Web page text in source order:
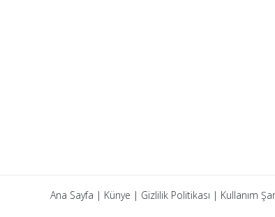
Ana Sayfa | Künye | Gizlilik Politikası | Kullanım